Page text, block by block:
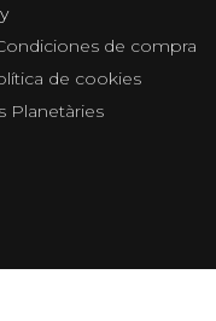
de compra
de cookies
Planetàries